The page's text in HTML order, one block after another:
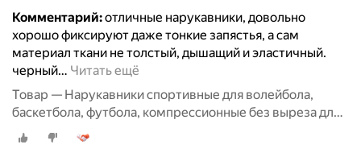
Комментарий:отличные нарукавники, довольно
хорошо фиксируют даже тонкие запястья, а сам
материал ткани не толстый, дышащий и эластичный.
черный… Читать ещё
Товар — Нарукавники спортивные для волейбола,
баскетбола, футбола, компрессионные без выреза для
пальцев, 2 пары черные + белые